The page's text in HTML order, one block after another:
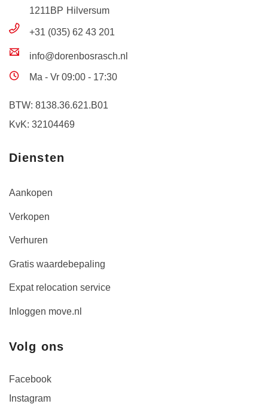
1211BP Hilversum
+31 (035) 62 43 201
info@dorenbosrasch.nl
Ma - Vr 09:00 - 17:30
BTW: 8138.36.621.B01
KvK: 32104469
Diensten
Aankopen
Verkopen
Verhuren
Gratis waardebepaling
Expat relocation service
Inloggen move.nl
Volg ons
Facebook
Instagram